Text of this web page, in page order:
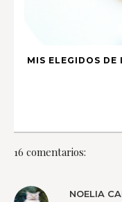
MIS ELEGIDOS DE
16 comentarios:
NOELIA